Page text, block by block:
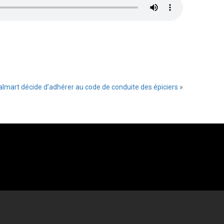
décide d’adhérer au code de conduite des épiciers »